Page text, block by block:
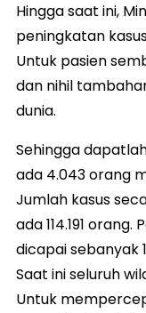
Hingga saat ini,
peningkatan
Untuk pasien
dan nihil
dunia.
Sehingga
ada 4.043 orang
Jumlah kasus
ada 114.191
dicapai sebanyak
Saat ini seluruh
Untuk